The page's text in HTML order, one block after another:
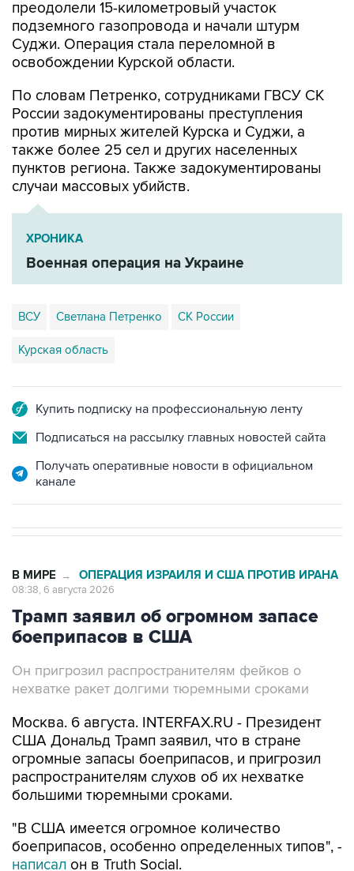
преодолели 15-километровый участок
подземного газопровода и начали штурм
Суджи. Операция стала переломной в
освобождении Курской области.
По словам Петренко, сотрудниками ГВСУ СК
России задокументированы преступления
против мирных жителей Курска и Суджи, а
также более 25 сел и других населенных
пунктов региона. Также задокументированы
случаи массовых убийств.
ХРОНИКА
Военная операция на Украине
ВСУ Светлана Петренко СК России
Курская область
Купить подписку на профессиональную ленту
Подписаться на рассылку главных новостей сайта
Получать оперативные новости в официальном
канале
В МИРЕ → ОПЕРАЦИЯ ИЗРАИЛЯ И США ПРОТИВ ИРАНА
08:38, 6 августа 2026
Трамп заявил об огромном запасе
боеприпасов в США
Он пригрозил распространителям фейков о
нехватке ракет долгими тюремными сроками
Москва. 6 августа. INTERFAX.RU - Президент
США Дональд Трамп заявил, что в стране
огромные запасы боеприпасов, и пригрозил
распространителям слухов об их нехватке
большими тюремными сроками.
"В США имеется огромное количество
боеприпасов, особенно определенных типов", -
написал он в Truth Social.